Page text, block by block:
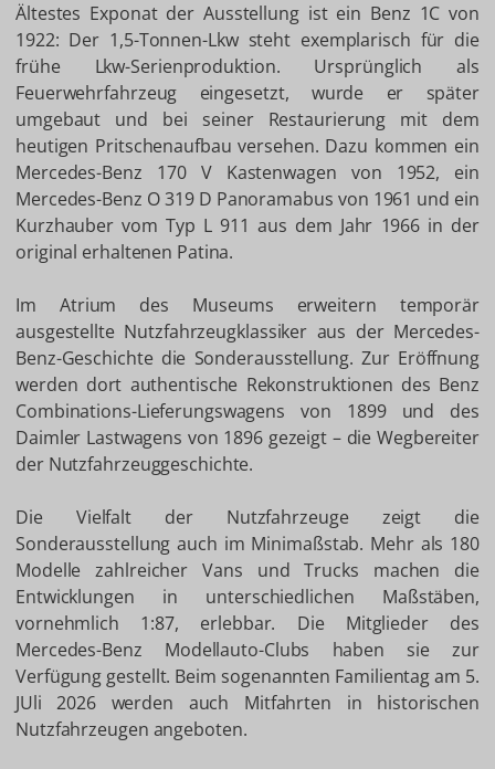
Ältestes Exponat der Ausstellung ist ein Benz 1C von
1922: Der 1,5-Tonnen-Lkw steht exemplarisch für die
frühe Lkw-Serienproduktion. Ursprünglich als
Feuerwehrfahrzeug eingesetzt, wurde er später
umgebaut und bei seiner Restaurierung mit dem
heutigen Pritschenaufbau versehen. Dazu kommen ein
Mercedes-Benz 170 V Kastenwagen von 1952, ein
Mercedes-Benz O 319 D Panoramabus von 1961 und ein
Kurzhauber vom Typ L 911 aus dem Jahr 1966 in der
original erhaltenen Patina.
Im Atrium des Museums erweitern temporär
ausgestellte Nutzfahrzeugklassiker aus der Mercedes-
Benz-Geschichte die Sonderausstellung. Zur Eröffnung
werden dort authentische Rekonstruktionen des Benz
Combinations-Lieferungswagens von 1899 und des
Daimler Lastwagens von 1896 gezeigt – die Wegbereiter
der Nutzfahrzeuggeschichte.
Die Vielfalt der Nutzfahrzeuge zeigt die
Sonderausstellung auch im Minimaßstab. Mehr als 180
Modelle zahlreicher Vans und Trucks machen die
Entwicklungen in unterschiedlichen Maßstäben,
vornehmlich 1:87, erlebbar. Die Mitglieder des
Mercedes-Benz Modellauto-Clubs haben sie zur
Verfügung gestellt. Beim sogenannten Familientag am 5.
JUli 2026 werden auch Mitfahrten in historischen
Nutzfahrzeugen angeboten.